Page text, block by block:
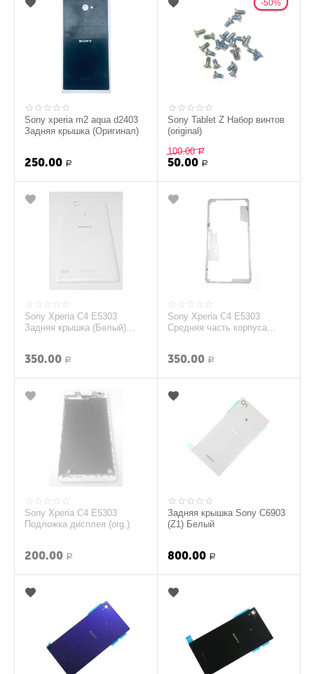
Sony xperia m2 aqua d2403
Задняя крышка (Оригинал)
250.00 Р
50%
Sony Tablet Z Набор винтов
(original)
100.00 Р
50.00 Р
Sony Xperia C4 E5303
Задняя крышка (Белый)
350.00 Р
Sony Xperia C4 E5303
Средняя часть корпуса
350.00 Р
Sony Xperia C4 E5303
Подложка дисплея (org.)
200.00 Р
Задняя крышка Sony C6903
(Z1) Белый
800.00 Р